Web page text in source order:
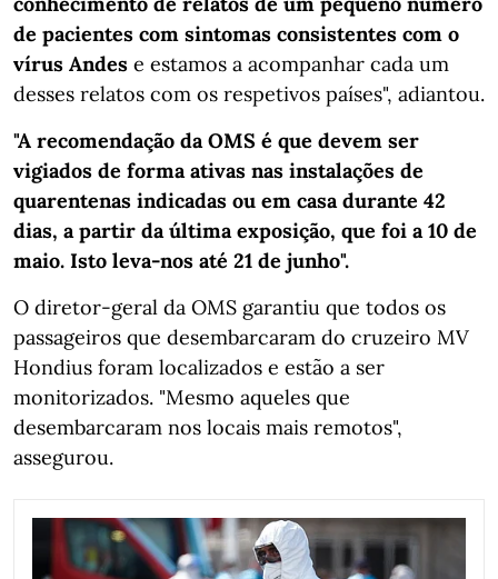
de pacientes com sintomas consistentes com o
vírus Andes e estamos a acompanhar cada um
desses relatos com os respetivos países", adiantou.
"A recomendação da OMS é que devem ser
vigiados de forma ativas nas instalações de
quarentenas indicadas ou em casa durante 42
dias, a partir da última exposição, que foi a 10 de
maio. Isto leva-nos até 21 de junho".
O diretor-geral da OMS garantiu que todos os
passageiros que desembarcaram do cruzeiro MV
Hondius foram localizados e estão a ser
monitorizados. "Mesmo aqueles que
desembarcaram nos locais mais remotos",
assegurou.